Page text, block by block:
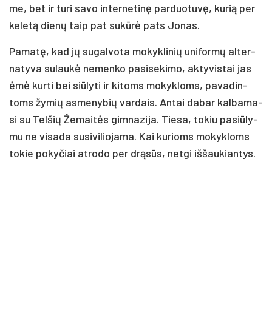
me, bet ir tu­ri sa­vo in­ter­ne­ti­nę par­duo­tu­vę, ku­rią per
ke­le­tą die­nų taip pat su­kū­rė pa­ts Jo­nas.
Pa­ma­tę, kad jų su­gal­vo­ta mo­kyk­li­nių uni­for­mų al­ter­
na­ty­va su­lau­kė ne­men­ko pa­si­se­ki­mo, ak­ty­vis­tai jas
ėmė kur­ti bei siū­ly­ti ir ki­toms mo­kyk­loms, pa­va­din­
toms žy­mių as­me­ny­bių var­dais. An­tai da­bar kal­ba­ma­
si su Tel­šių Že­mai­tės gim­na­zi­ja. Tie­sa, to­kiu pa­siū­ly­
mu ne vi­sa­da su­si­vi­lio­ja­ma. Kai ku­rioms mo­kyk­loms
to­kie po­ky­čiai at­ro­do per drą­sūs, ne­tgi iš­šau­kian­tys.